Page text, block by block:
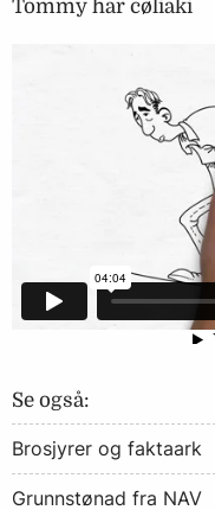
Tommy har cøliaki
Se også:
Brosjyrer og faktaark
Grunnstønad fra NAV